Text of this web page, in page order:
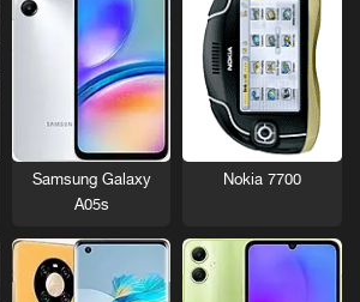
Nokia 7700
Samsung Galaxy
A05s